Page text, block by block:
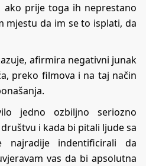
ako prije toga ih neprestano
mjestu da im se to isplati, da
afirmira negativni junak
preko filmova i na taj način
jedno ozbiljno seriozno
i kada bi pitali ljude sa
indentificirali da
vas da bi apsolutna